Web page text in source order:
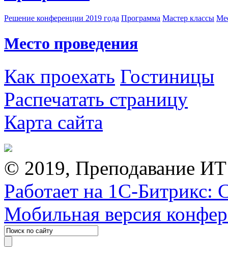
Решение конференции 2019 года Программа Мастер классы
Место проведения
Как проехать Гостиницы
Распечатать страницу
Карта сайта
© 2019, Преподавание
Работает на 1С-Битрикс:
Мобильная версия